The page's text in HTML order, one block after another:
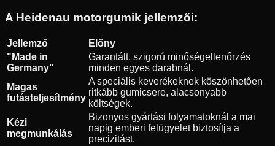
A Heidenau motorgumik jellemzői:
Jellemző
Előny
"Made in
Germany"
Garantált, szigorú minőségellenőrzés
minden egyes darabnál.
Magas
futásteljesítmény
A speciális keverékeknek köszönhetően
ritkább gumicsere, alacsonyabb
költségek.
Kézi
megmunkálás
Bizonyos gyártási folyamatoknál a mai
napig emberi felügyelet biztosítja a
precizitást.